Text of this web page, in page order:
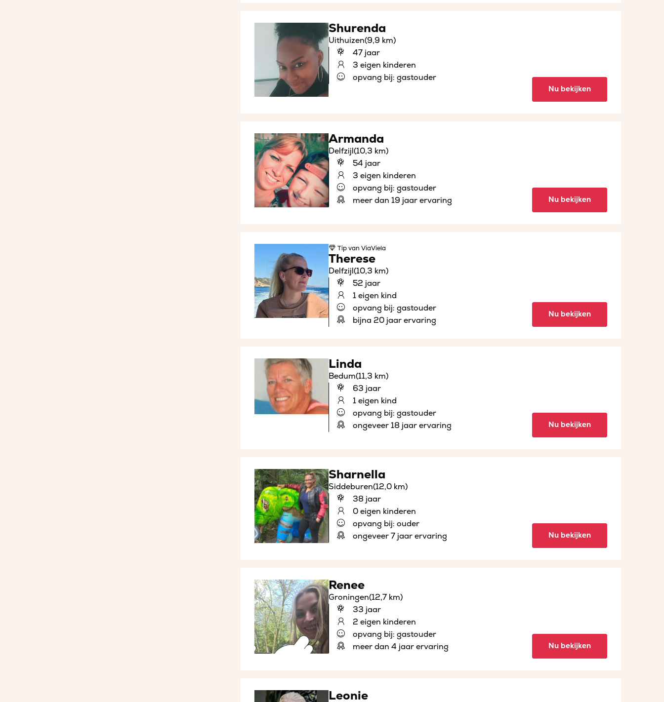
Shurenda
Uithuizen(9,9 km)
47 jaar
3 eigen kinderen
opvang bij: gastouder
Nu bekijken
Armanda
Delfzijl(10,3 km)
54 jaar
3 eigen kinderen
opvang bij: gastouder
meer dan 19 jaar ervaring
Nu bekijken
Tipvan ViaViela
Therese
Delfzijl(10,3 km)
52 jaar
1 eigen kind
opvang bij: gastouder
bijna 20 jaar ervaring
Nu bekijken
Linda
Bedum(11,3 km)
63 jaar
1 eigen kind
opvang bij: gastouder
ongeveer 18 jaar ervaring
Nu bekijken
Sharnella
Siddeburen(12,0 km)
38 jaar
0 eigen kinderen
opvang bij: ouder
ongeveer 7 jaar ervaring
Nu bekijken
Renee
Groningen(12,7 km)
33 jaar
2 eigen kinderen
opvang bij: gastouder
meer dan 4 jaar ervaring
Nu bekijken
Leonie